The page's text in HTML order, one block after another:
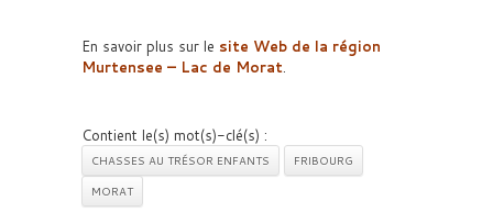
En savoir plus sur le site Web de la région
Murtensee – Lac de Morat
Contient le(s) mot(s)-clé(s) :
CHASSES AU TRÉSOR ENFANTS
FRIBOURG
MORAT